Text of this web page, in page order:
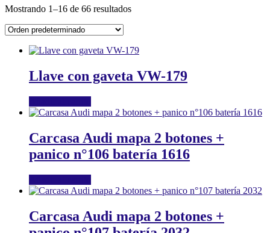
Mostrando 1–16 de 66 resultados
Llave con gaveta VW-179
Carcasa Audi mapa 2 botones +
panico n°106 batería 1616
Carcasa Audi mapa 2 botones +